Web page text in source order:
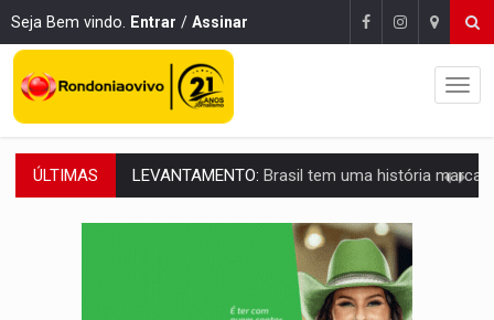
Seja Bem vindo. Entrar / Assinar
ÚLTIMAS LAMENTÁVEL:Mulher é encontrada morta dentro de residência
'XANDY DO MOTOCROSS':Pai morre em acidente na BR-364 duas semanas após
Cinco maiores colégios eleitorais concentram 53,7% dos
COLUNA SEMANAL: Largada foi dada e candidatos ao Governo de RO